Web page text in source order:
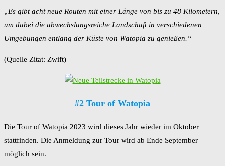
„Es gibt acht neue Routen mit einer Länge von bis zu 48 Kilometern,
um dabei die abwechslungsreiche Landschaft in verschiedenen
Umgebungen entlang der Küste von Watopia zu genießen.“
(Quelle Zitat: Zwift)
#2 Tour of Watopia
Die Tour of Watopia 2023 wird dieses Jahr wieder im Oktober
stattfinden. Die Anmeldung zur Tour wird ab Ende September
möglich sein.